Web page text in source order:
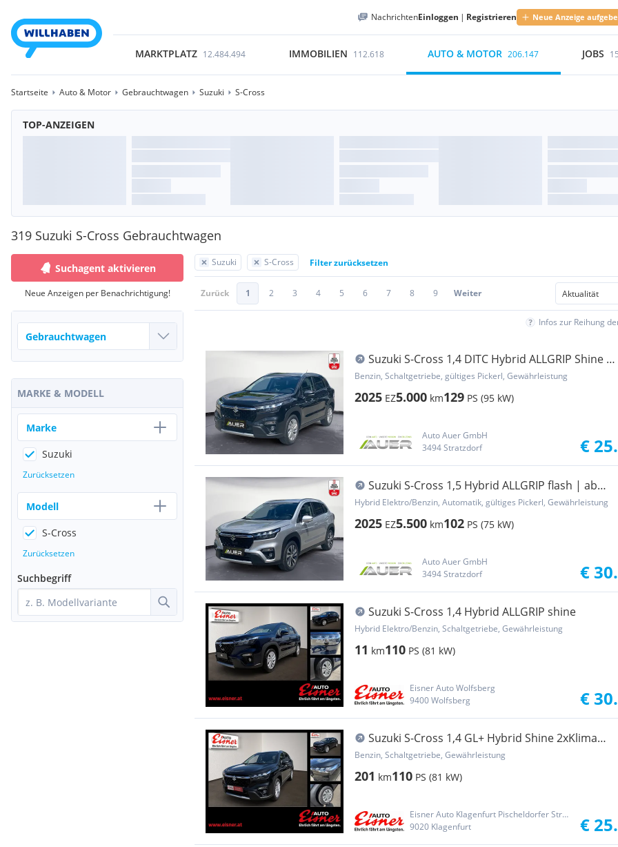
NachrichtenEinloggen | Registrieren Neue Anzeige
MARKTPLATZ 12.484.494 IMMOBILIEN 112.618 AUTO & MOTOR 206.147 JOBS
Startseite Auto & Motor Gebrauchtwagen Suzuki S-Cross
TOP-ANZEIGEN
319 Suzuki S-Cross Gebrauchtwagen
Suzuki S-Cross Filter zurücksetzen
Zurück 1 2 3 4 5 6 7 8 9 Weiter
Infos zur Reihung
Suzuki S-Cross 1,4 DITC Hybrid ALLGRIP Shine |
ab 23.9...
Benzin, Schaltgetriebe, gültiges Pickerl, Gewährleistung
2025 EZ5.000 km129 PS (95 kW)
Auto Auer GmbH
3494 Stratzdorf
€
Suzuki S-Cross 1,5 Hybrid ALLGRIP flash | ab
29.490,-
Hybrid Elektro/Benzin, Automatik, gültiges Pickerl, Gewährleistung
2025 EZ5.500 km102 PS (75 kW)
Auto Auer GmbH
3494 Stratzdorf
€
Suzuki S-Cross 1,4 Hybrid ALLGRIP shine
Hybrid Elektro/Benzin, Schaltgetriebe, Gewährleistung
11 km110 PS (81 kW)
Eisner Auto Wolfsberg
9400 Wolfsberg
€
Suzuki S-Cross 1,4 GL+ Hybrid Shine 2xKlima
DynLicht LM
Benzin, Schaltgetriebe, Gewährleistung
201 km110 PS (81 kW)
Eisner Auto Klagenfurt Pischeldorfer Straße
9020 Klagenfurt
€
Suchagent aktivieren
Neue Anzeigen per Benachrichtigung!
MARKE & MODELL
Marke
Suzuki
Zurücksetzen
Modell
S-Cross
Zurücksetzen
Suchbegriff